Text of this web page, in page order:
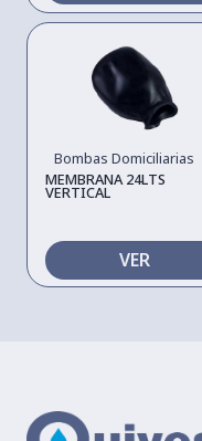
Bombas Domiciliarias
MEMBRANA 24LTS
VERTICAL
VER